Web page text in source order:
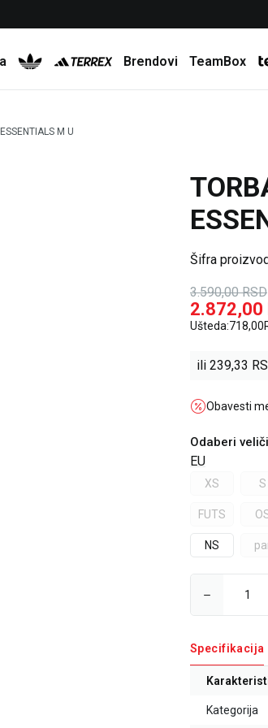
Brendovi TeamBox
M U
Šifra
3.590,00 RSD
2.872,00
Ušteda:718,00
ili 239,33
Obavesti
Odaberi
EU
XS
S
FUTS
NS
Specifikacija
Kategorija